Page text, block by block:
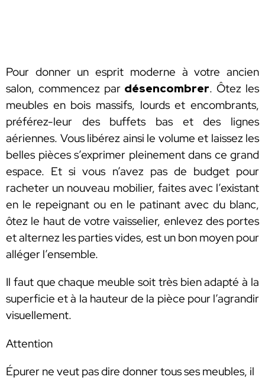
Pour donner un esprit moderne à votre ancien
salon, commencez par désencombrer. Ôtez les
meubles en bois massifs, lourds et encombrants,
préférez-leur des buffets bas et des lignes
aériennes. Vous libérez ainsi le volume et laissez les
belles pièces s’exprimer pleinement dans ce grand
espace. Et si vous n’avez pas de budget pour
racheter un nouveau mobilier, faites avec l’existant
en le repeignant ou en le patinant avec du blanc,
ôtez le haut de votre vaisselier, enlevez des portes
et alternez les parties vides, est un bon moyen pour
alléger l’ensemble.
Il faut que chaque meuble soit très bien adapté à la
superficie et à la hauteur de la pièce pour l’agrandir
visuellement.
Attention
Épurer ne veut pas dire donner tous ses meubles, il